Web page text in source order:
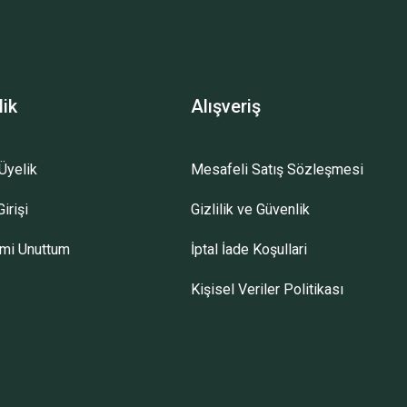
Unuttum
Alışveriş
Mesafeli Satış Sözleşmesi
Gizlilik ve Güvenlik
İptal İade Koşullari
Kişisel Veriler Politikası